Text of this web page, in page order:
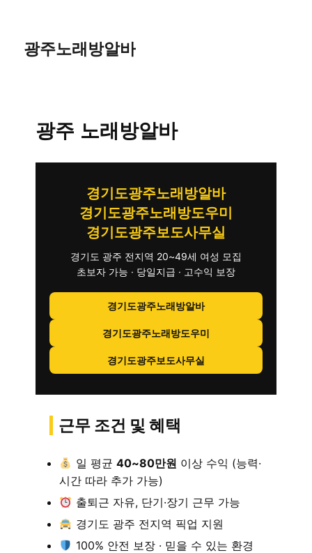
광주노래방알바
광주 노래방알바
경기도광주노래방알바
경기도광주노래방도우미
경기도광주보도사무실
경기도 광주 전지역 20~49세 여성 모집
초보자 가능 · 당일지급 · 고수익 보장
경기도광주노래방알바
경기도광주노래방도우미
경기도광주보도사무실
근무 조건 및 혜택
일 평균 40~80만원 이상 수익 (능력·
시간 따라 추가 가능)
출퇴근 자유, 단기·장기 근무 가능
경기도 광주 전지역 픽업 지원
100% 안전 보장 · 믿을 수 있는 환경